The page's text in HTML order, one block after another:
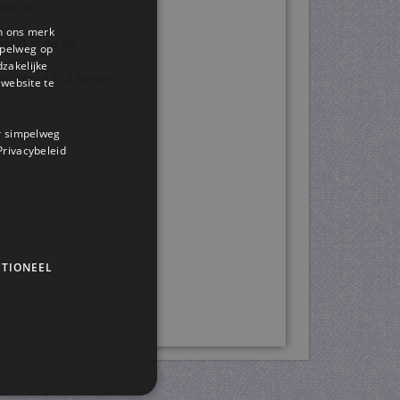
in de zin
woord in 3 zinnen
ons merk
op
te
simpelweg